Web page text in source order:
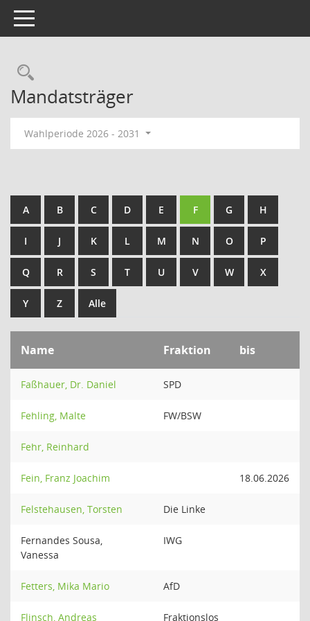
Toggle navigation
Rechercheauswahl
Mandatsträger
Wahlperiode 2026 - 2031
A B C D E F G H
I J K L M N O P
Q R S T U V W X
Y Z Alle
Name Fraktion bis
Faßhauer, Dr. Daniel SPD
Fehling, Malte FW/BSW
Fehr, Reinhard
Fein, Franz Joachim 18.06.2026
Felstehausen, Torsten Die Linke
Fernandes Sousa,
Vanessa
IWG
Fetters, Mika Mario AfD
Flinsch, Andreas Fraktionslos